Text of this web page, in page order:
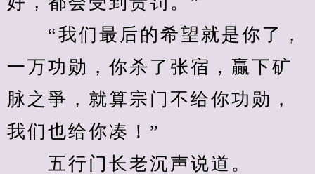
“我们最后的希望就是你了，
一万功勋，你杀了张宿，贏下矿
脉之爭，就算宗门不给你功勋，
我们也给你凑！”
五行门长老沉声说道。